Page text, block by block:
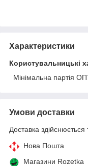
Характеристики
Користувальницькі
Мінімальна партія
Умови доставки
Доставка здійснюється
Нова Пошта
Магазини Rozetka